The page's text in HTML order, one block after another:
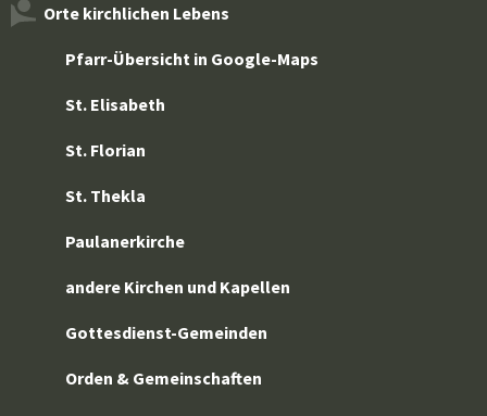
Orte kirchlichen Lebens
Pfarr-Übersicht in Google-Maps
St. Elisabeth
St. Florian
St. Thekla
Paulanerkirche
andere Kirchen und Kapellen
Gottesdienst-Gemeinden
Orden & Gemeinschaften